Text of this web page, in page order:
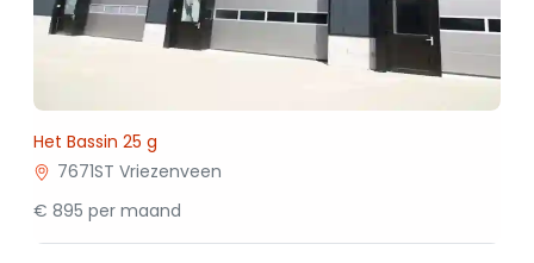
Het Bassin 25 g
7671ST Vriezenveen
€ 895 per maand